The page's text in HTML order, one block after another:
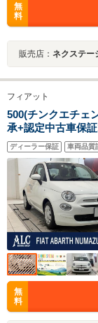
無
料
販売店： ネクステー
フィアット
500(チンクエチ
承+認定中古車保
ダー/ETC/禁煙車/1
ディーラー保証 車両品質
無
料